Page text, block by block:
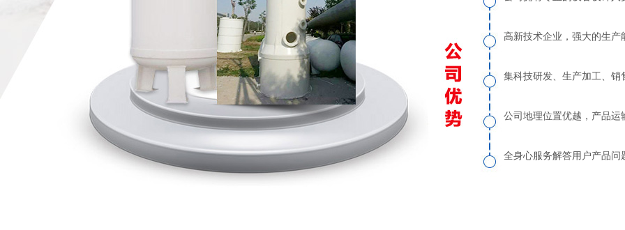
高新技术企业，强大的生产
集科技研发、生产加工、
公司地理位置优越，产品运
全身心服务解答用户产品